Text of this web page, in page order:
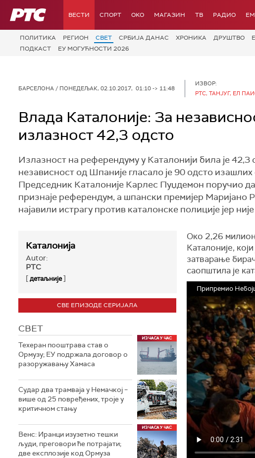
РТС ВЕСТИ СПОРТ OKO МАГАЗИН ТВ РАДИО
ПОЛИТИКА РЕГИОН СВЕТ СРБИЈА ДАНАС ХРОНИКА ДРУШТВО
ПОДКАСТ
ЕУ МОГУЋНОСТИ 2026
БАРСЕЛОНА / ПОНЕДЕЉАК, 02.10.2017, 01:10 -> 11:48
ИЗВОР:
РТС, ТАНЈУГ, ЕЛ
Влада Каталоније: За
излазност 42,3 одсто
Излазност на референдуму у Каталонији била је
независност од Шпаније гласало је 90 одсто
Председник Каталоније Карлес Пуџдемон поручио
признаје референдум, а шпански премијер Маријано
најавили истрагу против каталонске полиције јер
Каталонија
Autor:
РТС
[детаљније]
СВЕ ЕПИЗОДЕ СЕРИЈАЛА
СВЕТ
Техеран пооштрава став о
Ормузу; ЕУ подржала договор о
разоружавању Хамаса
Судар два трамваја у Немачкој –
више од 25 повређених, троје у
критичном стању
Венс: Иранци изузетно тешки
људи, преговори ће потрајати;
две експлозије код Ормуза
Око 2,26
Каталоније, који
затварање
саопштила је
Припремио